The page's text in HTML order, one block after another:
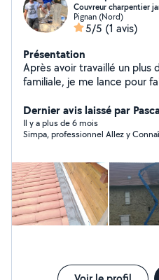
Couvreur charpentier
Pignan (Nord)
5/5 (1 avis)
Présentation
Après avoir travaillé un plus
familiale, je me lance pour
plusieurs compétences qui
rénovation ou mise à neuf
, isolation, traitement de
(terrasse, bois exotique ,
rambarde, bardage bois ou
Dernier avis laissé par
Il y a plus de 6 mois
Simpa, professionnel Allez y